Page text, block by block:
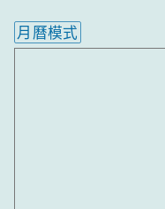
月曆模式